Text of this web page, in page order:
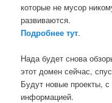
которые не мусор
развиваются.
Подробнее тут.
Нада будет снова
этот домен сейчас,
Будут новые проекты,
информацией.